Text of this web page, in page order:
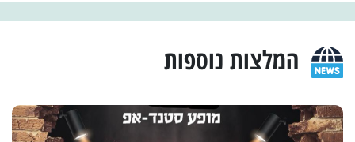
המלצות נוספות